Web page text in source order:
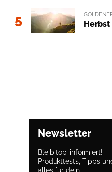
5 Herbst
Newsletter
Bleib top-informiert!
Produkttests, Tipps
alles für dein